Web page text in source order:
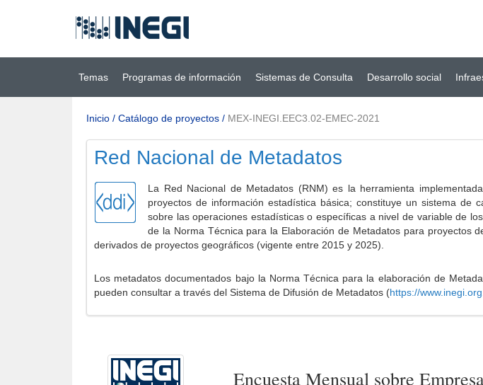
principal
(INEGI)
Temas Programas de información Sistemas de Consulta Desarrollo social
Inicio / Catálogo de proyectos / MEX-INEGI.EEC3.02-EMEC-2021
Red Nacional de Metadatos
La Red Nacional de Metadatos (RNM) es la herramienta
proyectos de información estadística básica; constituye un sistema de
sobre las operaciones estadísticas o específicas a nivel de variable de
de la Norma Técnica para la Elaboración de Metadatos para proyectos
derivados de proyectos geográficos (vigente entre 2015 y 2025).
Los metadatos documentados bajo la Norma Técnica para la elaboración de
pueden consultar a través del Sistema de Difusión de Metadatos (https://
Encuesta Mensual sobre